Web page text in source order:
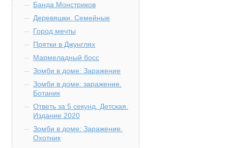
Банда Монстриков
Деревяшки. Семейные
Город мечты
Прятки в Джунглях
Мармеладный босс
Зомби в доме. Заражение
Зомби в доме: заражение.
Ботаник
Ответь за 5 секунд. Детская.
Издание 2020
Зомби в доме: Заражение.
Охотник